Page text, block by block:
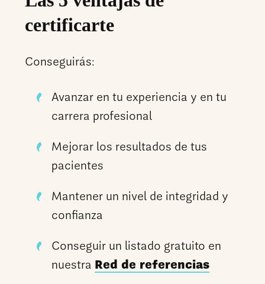
certificarte
Conseguirás:
Avanzar en tu experiencia y en tu
carrera profesional
Mejorar los resultados de tus
pacientes
Mantener un nivel de integridad y
confianza
Conseguir un listado gratuito en
nuestra Red de referencias